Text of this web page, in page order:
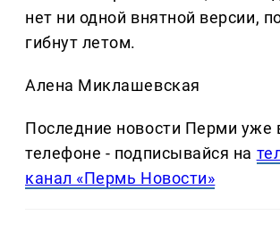
нет ни одной внятной версии,
гибнут летом.
Алена Миклашевская
Последние новости Перми уже
телефоне - подписывайся на
канал «Пермь Новости»